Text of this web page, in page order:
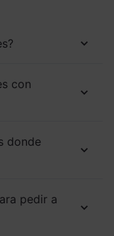
con
donde
pedir a